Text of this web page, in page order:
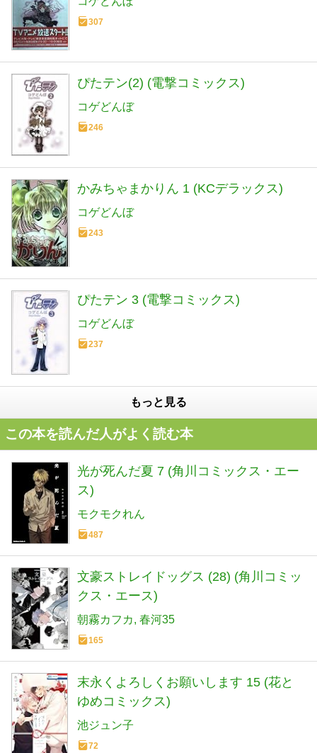
307
ぴたテン(2) (電撃コミックス)
コゲどんぼ
246
かみちゃまかりん 1 (KCデラックス)
コゲどんぼ
243
ぴたテン 3 (電撃コミックス)
コゲどんぼ
237
もっと見る
この本を読んだ人がよく読む本
光が死んだ夏 7 (角川コミックス・エー
ス)
モクモクれん
487
文豪ストレイドッグス (28) (角川コミッ
クス・エース)
朝霧カフカ 春河35
165
末永くよろしくお願いします 15 (花と
ゆめコミックス)
池ジュン子
72